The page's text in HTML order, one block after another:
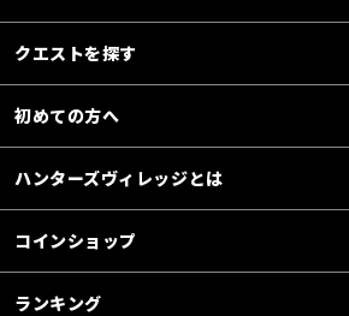
クエストを探す
初めての方へ
ハンターズヴィレッジとは
コインショップ
ランキング